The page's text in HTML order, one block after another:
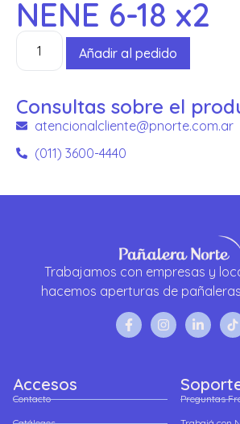
NENE 6-18 x2
Añadir al pedido
Consultas sobre el
atencionalcliente@pnorte.com.ar
(011) 3600-4440
Trabajamos con empresas y
hacemos aperturas de
Accesos
Contacto
Preguntas